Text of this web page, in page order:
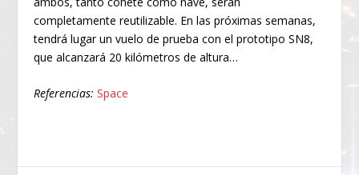
completamente reutilizable. En las próximas semanas,
tendrá lugar un vuelo de prueba con el prototipo SN8,
que alcanzará 20 kilómetros de altura…
Referencias: Space